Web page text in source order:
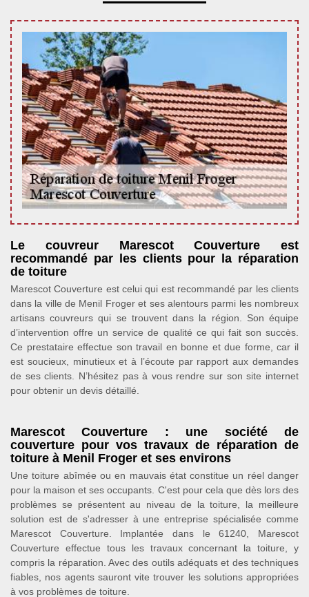
Le couvreur Marescot Couverture est
recommandé par les clients pour la réparation
de toiture
Marescot Couverture est celui qui est recommandé par les clients
dans la ville de Menil Froger et ses alentours parmi les nombreux
artisans couvreurs qui se trouvent dans la région. Son équipe
d’intervention offre un service de qualité ce qui fait son succès.
Ce prestataire effectue son travail en bonne et due forme, car il
est soucieux, minutieux et à l’écoute par rapport aux demandes
de ses clients. N’hésitez pas à vous rendre sur son site internet
pour obtenir un devis détaillé.
Marescot Couverture : une société de
couverture pour vos travaux de réparation de
toiture à Menil Froger et ses environs
Une toiture abîmée ou en mauvais état constitue un réel danger
pour la maison et ses occupants. C'est pour cela que dès lors des
problèmes se présentent au niveau de la toiture, la meilleure
solution est de s'adresser à une entreprise spécialisée comme
Marescot Couverture. Implantée dans le 61240, Marescot
Couverture effectue tous les travaux concernant la toiture, y
compris la réparation. Avec des outils adéquats et des techniques
fiables, nos agents sauront vite trouver les solutions appropriées
à vos problèmes de toiture.